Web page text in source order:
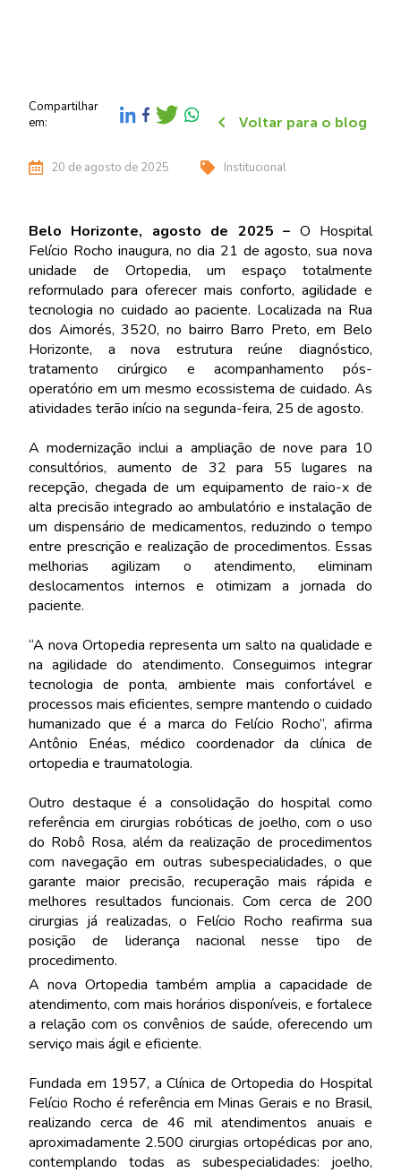
Compartilhar
em:
Voltar para o blog
20 de agosto de 2025 Institucional
Belo Horizonte, agosto de 2025 – O Hospital
Felício Rocho inaugura, no dia 21 de agosto, sua nova
unidade de Ortopedia, um espaço totalmente
reformulado para oferecer mais conforto, agilidade e
tecnologia no cuidado ao paciente. Localizada na Rua
dos Aimorés, 3520, no bairro Barro Preto, em Belo
Horizonte, a nova estrutura reúne diagnóstico,
tratamento cirúrgico e acompanhamento pós-
operatório em um mesmo ecossistema de cuidado. As
atividades terão início na segunda-feira, 25 de agosto.
A modernização inclui a ampliação de nove para 10
consultórios, aumento de 32 para 55 lugares na
recepção, chegada de um equipamento de raio-x de
alta precisão integrado ao ambulatório e instalação de
um dispensário de medicamentos, reduzindo o tempo
entre prescrição e realização de procedimentos. Essas
melhorias agilizam o atendimento, eliminam
deslocamentos internos e otimizam a jornada do
paciente.
“A nova Ortopedia representa um salto na qualidade e
na agilidade do atendimento. Conseguimos integrar
tecnologia de ponta, ambiente mais confortável e
processos mais eficientes, sempre mantendo o cuidado
humanizado que é a marca do Felício Rocho”, afirma
Antônio Enéas, médico coordenador da clínica de
ortopedia e traumatologia.
Outro destaque é a consolidação do hospital como
referência em cirurgias robóticas de joelho, com o uso
do Robô Rosa, além da realização de procedimentos
com navegação em outras subespecialidades, o que
garante maior precisão, recuperação mais rápida e
melhores resultados funcionais. Com cerca de 200
cirurgias já realizadas, o Felício Rocho reafirma sua
posição de liderança nacional nesse tipo de
procedimento.
A nova Ortopedia também amplia a capacidade de
atendimento, com mais horários disponíveis, e fortalece
a relação com os convênios de saúde, oferecendo um
serviço mais ágil e eficiente.
Fundada em 1957, a Clínica de Ortopedia do Hospital
Felício Rocho é referência em Minas Gerais e no Brasil,
realizando cerca de 46 mil atendimentos anuais e
aproximadamente 2.500 cirurgias ortopédicas por ano,
contemplando todas as subespecialidades: joelho,